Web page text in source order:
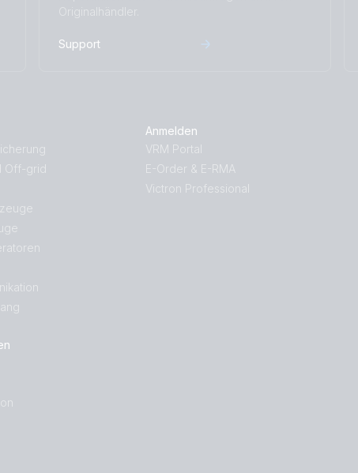
Originalhändler.
Support
Off-grid
Anmelden
VRM Portal
E-Order & E-RMA
Victron Professional